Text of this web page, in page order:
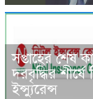
সপ্তাহের শেষ
দরবৃদ্ধির শীর্ষে
ইন্স্যুরেন্স